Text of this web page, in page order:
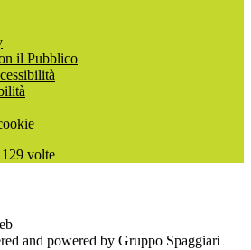
il Pubblico
129 volte
and powered by Gruppo Spaggiari